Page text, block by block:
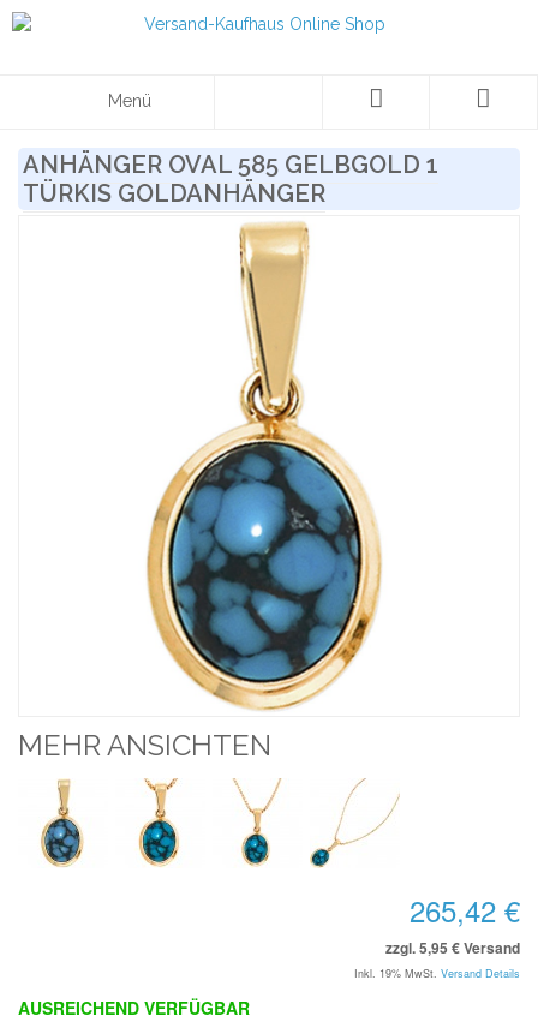
Menü
ANHÄNGER OVAL 585 GELBGOLD 1
TÜRKIS GOLDANHÄNGER
MEHR ANSICHTEN
265,42 €
zzgl. 5,95 € Versand
Inkl. 19% MwSt. Versand Details
AUSREICHEND VERFÜGBAR